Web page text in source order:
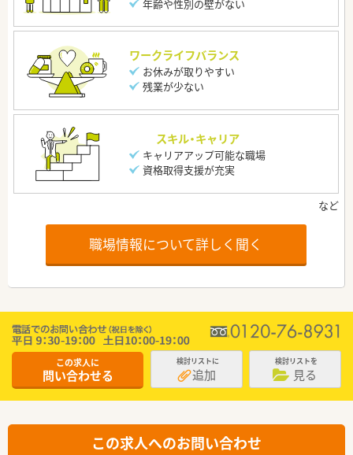
年齢や性別の壁がない
ワークライフバランス
お休みが取りやすい
残業が少ない
スキル・キャリア
キャリアアップ可能な職場
資格取得支援が充実
職場情報について詳しく聞く
この求人に
問い合わせる
検討リストに
追加
検討リストを
見る
この求人へのお問い合わせ